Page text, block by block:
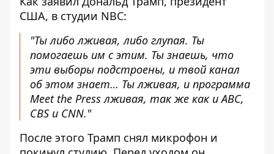
США, в студии NBC:
"Ты либо лживая, либо глупая. Ты
помогаешь им с этим. Ты знаешь, что
эти выборы подстроены, и твой канал
об этом знает… Ты лживая, и программа
Meet the Press лживая, так же как и ABC,
CBS и CNN."
После этого Трамп снял микрофон и